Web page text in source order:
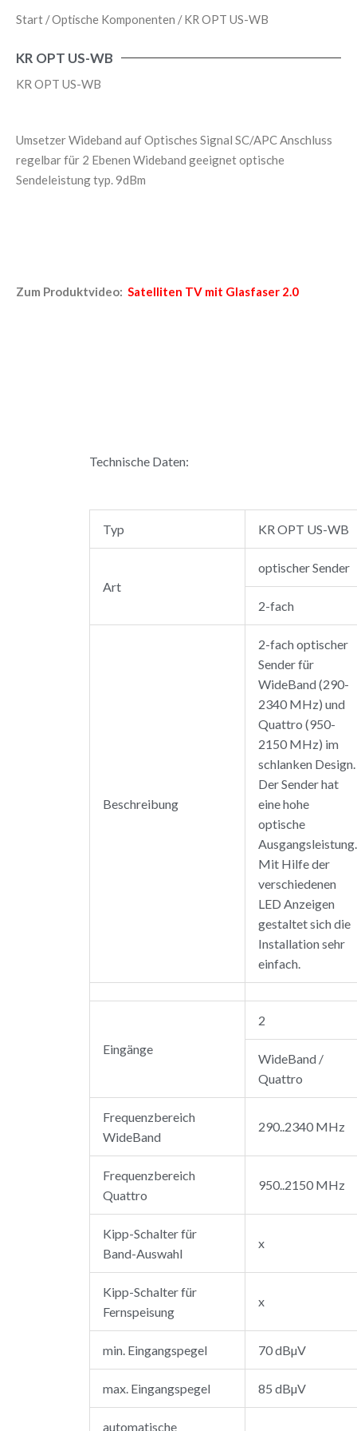
Start /Optische Komponenten / KR OPT US-WB
KR OPT US-WB
KR OPT US-WB
Umsetzer Wideband auf Optisches Signal SC/APC Anschluss
regelbar für 2 Ebenen Wideband geeignet optische
Sendeleistung typ. 9dBm
Zum Produktvideo: Satelliten TV mit Glasfaser 2.0
Technische Daten:
Typ KR OPT US-WB
Art
optischer Sender
2-fach
Beschreibung
2-fach optischer
Sender für
WideBand (290-
2340 MHz) und
Quattro (950-
2150 MHz) im
schlanken Design.
Der Sender hat
eine hohe
optische
Ausgangsleistung.
Mit Hilfe der
verschiedenen
LED Anzeigen
gestaltet sich die
Installation sehr
einfach.
Eingänge
2
WideBand /
Quattro
Frequenzbereich
WideBand
290..2340 MHz
Frequenzbereich
Quattro
950..2150 MHz
Kipp-Schalter für
Band-Auswahl
x
Kipp-Schalter für
Fernspeisung
x
min. Eingangspegel 70 dBµV
max. Eingangspegel 85 dBµV
automatische